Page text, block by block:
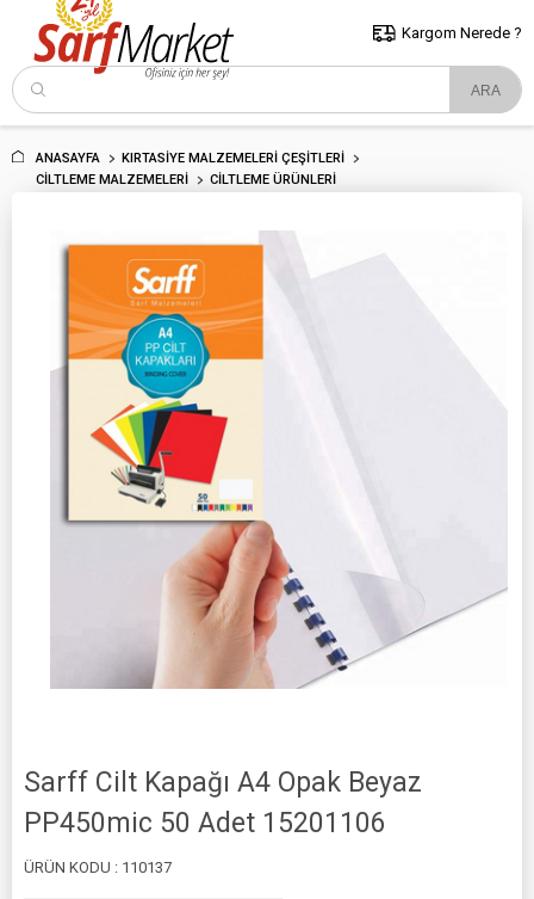
5000 TL ve Üzeri Alışverişlerde İstanbul İçi Kargo Bedava!
ve Trakya İçin Tıklayın..
Kargom Nerede ?
ANASAYFA
KIRTASIYE MALZEMELERI ÇEŞITLERI
CILTLEME MALZEMELERI
CILTLEME ÜRÜNLERI
Sarff Cilt Kapağı A4 Opak Beyaz
PP450mic 50 Adet 15201106
ÜRÜN KODU : 110137